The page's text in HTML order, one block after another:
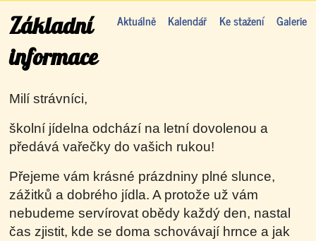
Aktuálně Kalendář Ke stažení Galerie
Základní
informace
Milí strávníci,
školní jídelna odchází na letní dovolenou a
předává vařečky do vašich rukou!
Přejeme vám krásné prázdniny plné slunce,
zážitků a dobrého jídla. A protože už vám
nebudeme servírovat obědy každý den, nastal
čas zjistit, kde se doma schovávají hrnce a jak